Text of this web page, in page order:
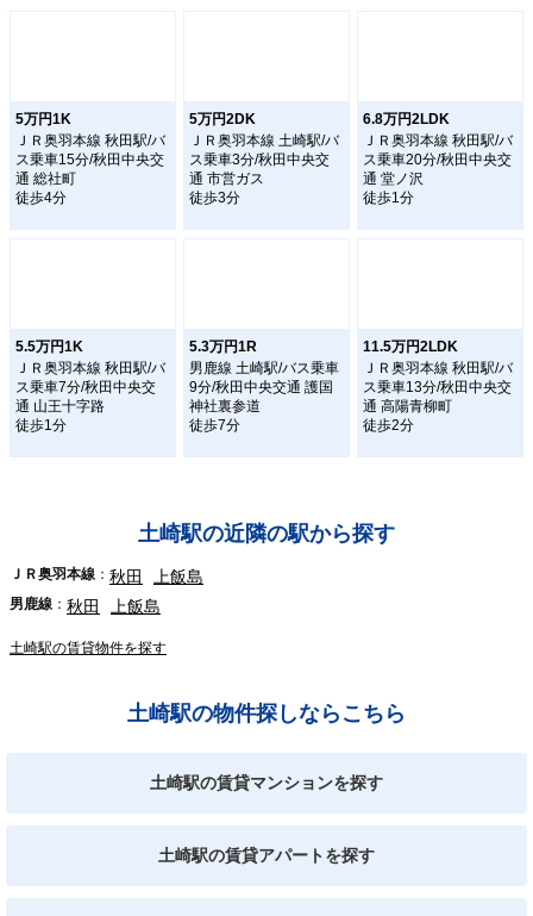
5万円1K
ＪＲ奥羽本線 秋田駅/バ
ス乗車15分/秋田中央交
通 総社町
徒歩4分
5万円2DK
ＪＲ奥羽本線 土崎駅/バ
ス乗車3分/秋田中央交
通 市営ガス
徒歩3分
6.8万円2LDK
ＪＲ奥羽本線 秋田駅/バ
ス乗車20分/秋田中央交
通 堂ノ沢
徒歩1分
5.5万円1K
ＪＲ奥羽本線 秋田駅/バ
ス乗車7分/秋田中央交
通 山王十字路
徒歩1分
5.3万円1R
男鹿線 土崎駅/バス乗車
9分/秋田中央交通 護国
神社裏参道
徒歩7分
11.5万円2LDK
ＪＲ奥羽本線 秋田駅/バ
ス乗車13分/秋田中央交
通 高陽青柳町
徒歩2分
土崎駅の近隣の駅から探す
ＪＲ奥羽本線 秋田 上飯島
男鹿線 秋田 上飯島
土崎駅の賃貸物件を探す
土崎駅の物件探しならこちら
土崎駅の賃貸マンションを探す
土崎駅の賃貸アパートを探す